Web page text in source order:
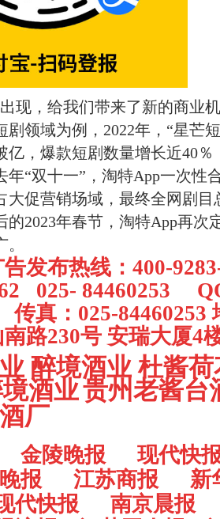
现，给我们带来了新的商业
剧领域为例，2022年，“星芒
亿，爆款短剧数量增长近40
年“双十一”，淘特App一次性
大促营销场域，最终全网剧目
的2023年春节，淘特App再次
告发布热线：400-
025- 84460253
传真：025-84460253
路230号 安瑞大厦4
醉境酒业杜酱
酒业贵州老酱台
厂
金陵晚报
现代快
报 江苏商报
新
代快报
南京晨报